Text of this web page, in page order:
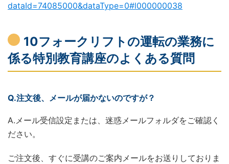
dataId=74085000&dataType=0#l000000038
10フォークリフトの運転の業務に
係る特別教育講座のよくある質問
Q.注文後、メールが届かないのですが？
A.メール受信設定または、迷惑メールフォルダをご確認く
ださい。
ご注文後、すぐに受講のご案内メールをお送りしておりま